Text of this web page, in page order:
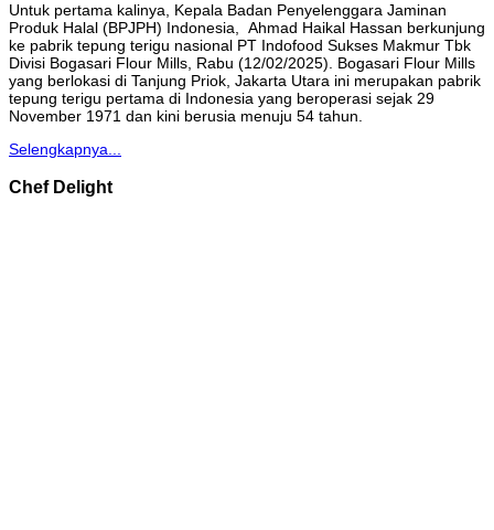
Untuk pertama kalinya, Kepala Badan Penyelenggara Jaminan
Produk Halal (BPJPH) Indonesia, Ahmad Haikal Hassan berkunjung
ke pabrik tepung terigu nasional PT Indofood Sukses Makmur Tbk
Divisi Bogasari Flour Mills, Rabu (12/02/2025). Bogasari Flour Mills
yang berlokasi di Tanjung Priok, Jakarta Utara ini merupakan pabrik
tepung terigu pertama di Indonesia yang beroperasi sejak 29
November 1971 dan kini berusia menuju 54 tahun.
Selengkapnya...
Chef Delight